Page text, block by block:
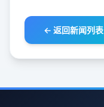
← 返回新闻列表